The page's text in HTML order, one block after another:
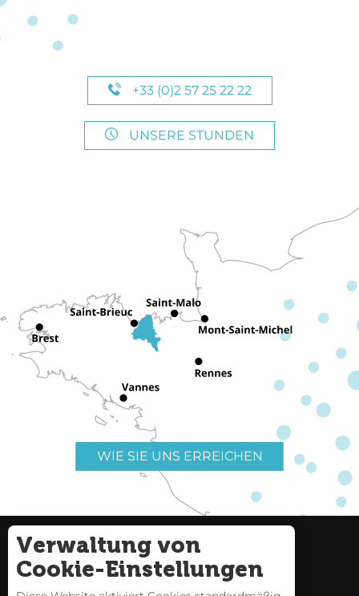
+33 (0)2 57 25 22 22
UNSERE STUNDEN
WIE SIE UNS ERREICHEN
Nützliche Links
Seitenverzeichnis
Verwaltung von
Cookie-Einstellungen